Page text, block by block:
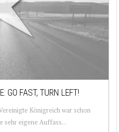
GO FAST, TURN LEFT!
Königreich war schon
sehr eigene Auffass...